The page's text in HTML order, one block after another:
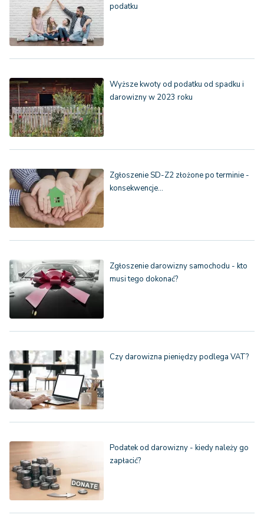
podatku
Wyższe kwoty od podatku od spadku i
darowizny w 2023 roku
Zgłoszenie SD-Z2 złożone po terminie -
konsekwencje…
Zgłoszenie darowizny samochodu - kto
musi tego dokonać?
Czy darowizna pieniędzy podlega VAT?
Podatek od darowizny - kiedy należy go
zapłacić?